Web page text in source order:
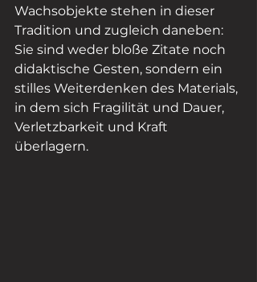
Wachsobjekte stehen in dieser
Tradition und zugleich daneben:
Sie sind weder bloße Zitate noch
didaktische Gesten, sondern ein
stilles Weiterdenken des Materials,
in dem sich Fragilität und Dauer,
Verletzbarkeit und Kraft
überlagern.